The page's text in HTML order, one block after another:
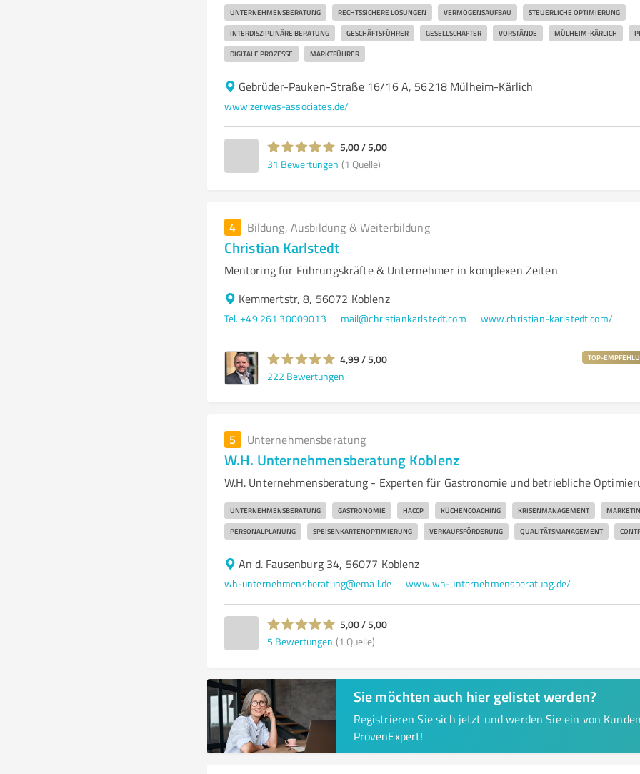
UNTERNEHMENSBERATUNG RECHTSSICHERE LÖSUNGEN VERMÖGENSAUFBAU STEUERLICHE OPTIMIERUNG
INTERDISZIPLINÄRE BERATUNG GESCHÄFTSFÜHRER GESELLSCHAFTER VORSTÄNDE MÜLHEIM-KÄRLICH
DIGITALE PROZESSE MARKTFÜHRER
Gebrüder-Pauken-Straße 16/16 A, 56218 Mülheim-Kärlich
www.zerwas-associates.de/
5,00 / 5,00
31 Bewertungen (1 Quelle)
4 Bildung, Ausbildung & Weiterbildung
Christian Karlstedt
Mentoring für Führungskräfte & Unternehmer in komplexen Zeiten
Kemmertstr, 8, 56072 Koblenz
Tel. +49 261 30009013 mail@christiankarlstedt.com www.christian-karlstedt.com/
4,99 / 5,00
222 Bewertungen
TOP-
5 Unternehmensberatung
W.H. Unternehmensberatung Koblenz
W.H. Unternehmensberatung - Experten für Gastronomie und betriebliche
UNTERNEHMENSBERATUNG GASTRONOMIE HACCP KÜCHENCOACHING KRISENMANAGEMENT
PERSONALPLANUNG SPEISENKARTENOPTIMIERUNG VERKAUFSFÖRDERUNG QUALITÄTSMANAGEMENT
An d. Fausenburg 34, 56077 Koblenz
wh-unternehmensberatung@email.de www.wh-unternehmensberatung.de/
5,00 / 5,00
5 Bewertungen (1 Quelle)
Sie möchten auch hier gelistet werden?
Registrieren Sie sich jetzt und werden Sie ein von
ProvenExpert!